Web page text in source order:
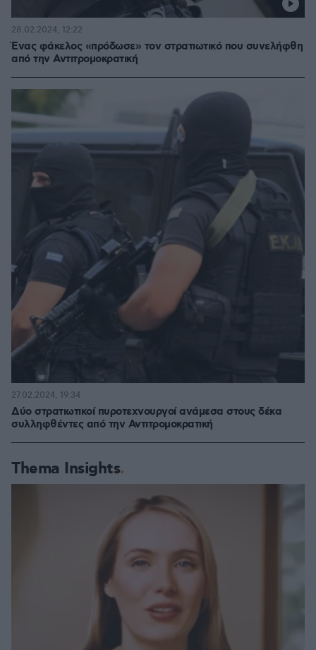
Ένας φάκελος «πρόδωσε» τον στρατιωτικό που συνελήφθη
από την Αντιτρομοκρατική
28.02.2024, 12:22
Δύο στρατιωτικοί πυροτεχνουργοί ανάμεσα στους δέκα
συλληφθέντες από την Αντιτρομοκρατική
27.02.2024, 19:34
Thema Insights